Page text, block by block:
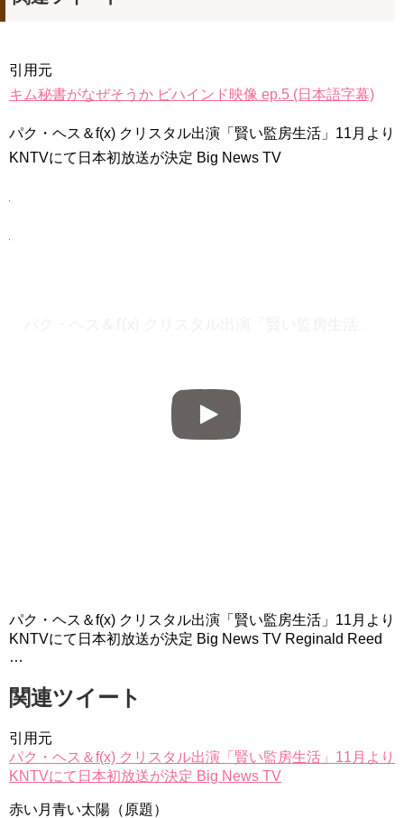
引用元
キム秘書がなぜそうか ビハインド映像 ep.5 (日本語字幕)
パク・ヘス＆f(x) クリスタル出演「賢い監房生活」11月より
KNTVにて日本初放送が決定 Big News TV
パク・ヘス＆f(x) クリスタル出演「賢い監房生活」11月より
KNTVにて日本初放送が決定 Big News TV Reginald Reed
…
関連ツイート
引用元
パク・ヘス＆f(x) クリスタル出演「賢い監房生活」11月より
KNTVにて日本初放送が決定 Big News TV
赤い月青い太陽（原題）